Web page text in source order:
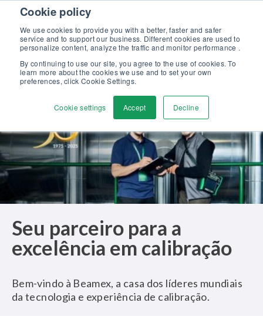
Cookie policy
We use cookies to provide you with a better, faster and safer
service and to support our business. Different cookies are used to
personalize content, analyze the traffic and monitor performance .
By continuing to use our site, you agree to the use of cookies. To
learn more about the cookies we use and to set your own
preferences, click Cookie Settings.
Cookie settings Accept Decline
Skip to content
Descubra o nosso novo folheto Soluções Beamex para excelência em
Fale conosco
Seu parceiro para a
excelência em calibração
Bem-vindo à Beamex, a casa dos líderes mundiais
da tecnologia e experiência de calibração.